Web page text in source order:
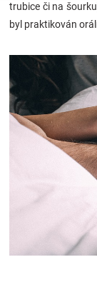
a
zábava
pro
Novinky
trubice či na
byl praktikován